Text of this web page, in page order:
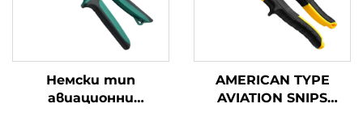
Немски тип
авиационни
AMERICAN TYPE
AVIATION SNIPS